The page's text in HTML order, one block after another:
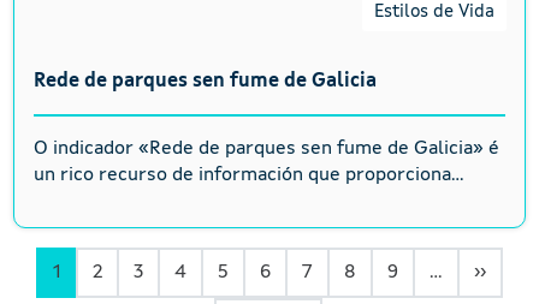
Estilos de Vida
Rede de parques sen fume de Galicia
O indicador «Rede de parques sen fume de Galicia» é
un rico recurso de información que proporciona...
1 2 3 4 5 6 7 8 9 … ››